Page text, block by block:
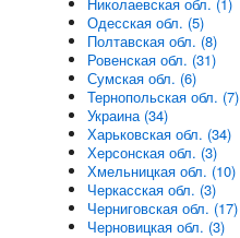
Одесская обл. (5)
Полтавская обл. (8)
Ровенская обл. (31)
Сумская обл. (6)
Тернопольская обл. (7)
Украина (34)
Харьковская обл. (34)
Херсонская обл. (3)
Хмельницкая обл. (10)
Черкасская обл. (3)
Черниговская обл. (17)
Черновицкая обл. (3)